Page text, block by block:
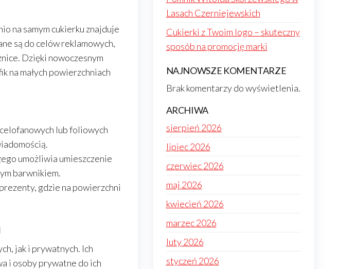
na samym cukierku znajduje
są do celów reklamowych,
Dzięki nowoczesnym
na małych powierzchniach
lub foliowych
umożliwia umieszczenie
barwnikiem.
gdzie na powierzchni
jak i prywatnych. Ich
i osoby prywatne do ich
Lasach Czerniejewskich
Cukierki z Twoim logo – skuteczny
sposób na promocję marki
NAJNOWSZE KOMENTARZE
Brak komentarzy do wyświetlenia.
ARCHIWA
sierpień 2026
lipiec 2026
czerwiec 2026
maj 2026
kwiecień 2026
marzec 2026
luty 2026
styczeń 2026